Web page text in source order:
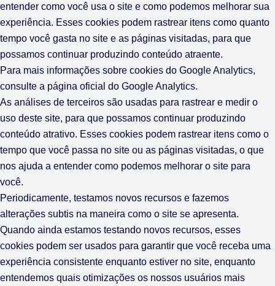
entender como você usa o site e como podemos melhorar sua
experiência. Esses cookies podem rastrear itens como quanto
tempo você gasta no site e as páginas visitadas, para que
possamos continuar produzindo conteúdo atraente.
Para mais informações sobre cookies do Google Analytics,
consulte a página oficial do Google Analytics.
As análises de terceiros são usadas para rastrear e medir o
uso deste site, para que possamos continuar produzindo
conteúdo atrativo. Esses cookies podem rastrear itens como o
tempo que você passa no site ou as páginas visitadas, o que
nos ajuda a entender como podemos melhorar o site para
você.
Periodicamente, testamos novos recursos e fazemos
alterações subtis na maneira como o site se apresenta.
Quando ainda estamos testando novos recursos, esses
cookies podem ser usados ​​para garantir que você receba uma
experiência consistente enquanto estiver no site, enquanto
entendemos quais otimizações os nossos usuários mais